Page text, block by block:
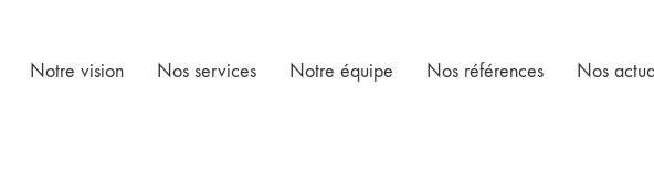
Notre vision Nos services Notre équipe Nos références Nos